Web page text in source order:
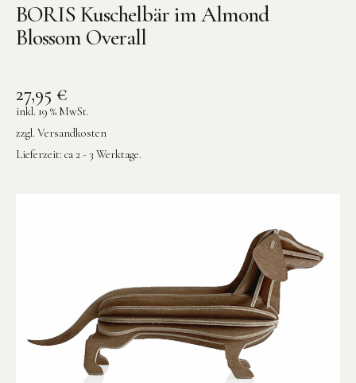
BORIS Kuschelbär im Almond
Blossom Overall
27,95 €
inkl. 19 % MwSt.
zzgl. Versandkosten
Lieferzeit: ca 2 - 3 Werktage.